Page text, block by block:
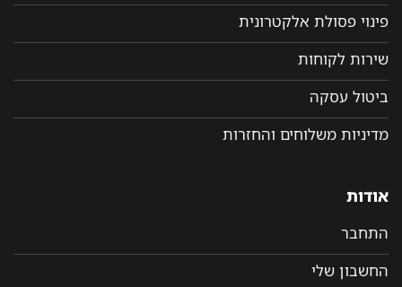
פינוי פסולת אלקטרונית
שירות לקוחות
ביטול עסקה
מדיניות משלוחים והחזרות
אודות
התחבר
החשבון שלי